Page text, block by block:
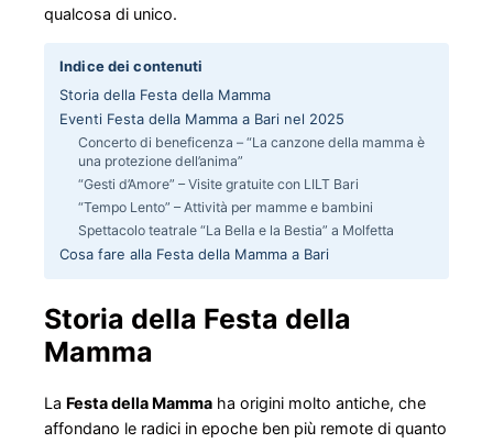
qualcosa di unico.
Indice dei contenuti
Storia della Festa della Mamma
Eventi Festa della Mamma a Bari nel 2025
Concerto di beneficenza – “La canzone della mamma è
una protezione dell’anima”
“Gesti d’Amore” – Visite gratuite con LILT Bari
“Tempo Lento” – Attività per mamme e bambini
Spettacolo teatrale “La Bella e la Bestia” a Molfetta
Cosa fare alla Festa della Mamma a Bari
Storia della Festa della
Mamma
La Festa della Mamma ha origini molto antiche, che
affondano le radici in epoche ben più remote di quanto